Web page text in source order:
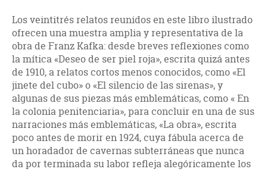
Los veintitrés relatos reunidos en este libro ilustrado
ofrecen una muestra amplia y representativa de la
obra de Franz Kafka: desde breves reflexiones como
la mítica «Deseo de ser piel roja», escrita quizá antes
de 1910, a relatos cortos menos conocidos, como «El
jinete del cubo» o «El silencio de las sirenas», y
algunas de sus piezas más emblemáticas, como « En
la colonia penitenciaria», para concluir en una de sus
narraciones más emblemáticas, «La obra», escrita
poco antes de morir en 1924, cuya fábula acerca de
un horadador de cavernas subterráneas que nunca
da por terminada su labor refleja alegóricamente los